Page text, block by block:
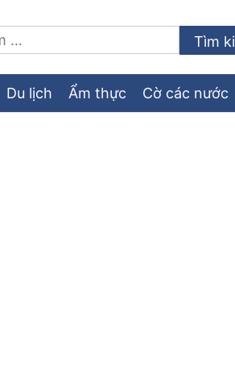
Du lịch Ẩm thực Cờ các nước